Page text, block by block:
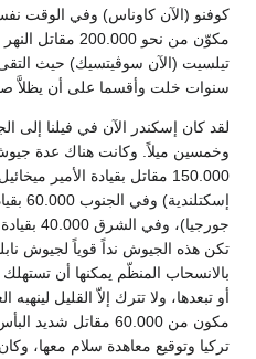
كوفنو (الآن كاوناس) وفي الوقت
مكوّن من نحو
تيلسيت (الآن سوڤيتسيك) حيث
سنوات خلت وأقسما على أن يظلاَّ
لقد كان إسكندر الآن في فيلنا إلى
وخمسين ميلاً. وكانت هناك عدة
150.000 مقاتل بقيادة
بالانسحاب المنظّم يمكنها أن
أو تبعدها، ولا تترك إلاّ القليل
مكون من 60.000 مقاتل
تركيا وتوقيع معاهدة سلام معها،